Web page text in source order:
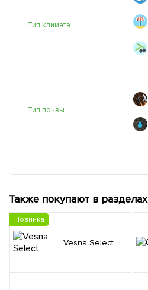
Тип климата
Тип почвы
Также покупают в разделах
Новинка
Vesna Select